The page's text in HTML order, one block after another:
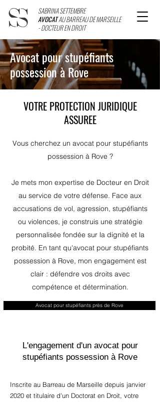
SABRINA SETTEMBRE
AVOCATAU BARREAU DE MARSEILLE
- DOCTEUR EN DROIT
Avocat pour stupéfiants
possession à Rove
VOTRE PROTECTION JURIDIQUE
ASSUREE
Vous cherchez un avocat pour stupéfiants
possession à Rove ?
Je mets mon expertise de Docteur en Droit
au service de votre défense. Face aux
accusations de vol, agression, stupéfiants
ou violences, je construis une stratégie
personnalisée fondée sur la dignité et la
probité. En tant qu'avocat pour stupéfiants
possession à Rove, mon engagement est
clair : défendre vos droits avec
compétence et détermination.
Avocat pour stupéfiants près de Rove
L'engagement d'un avocat pour
stupéfiants possession à Rove
Inscrite au Barreau de Marseille depuis janvier
2020 et titulaire d'un Doctorat en Droit, votre